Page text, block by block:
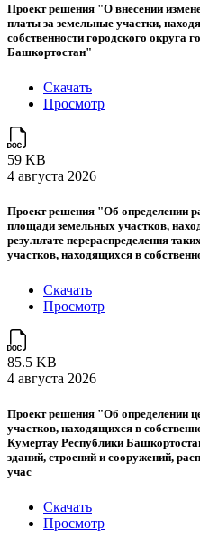
Проект решения "О внесении
платы за земельные участки,
собственности городского округа
Башкортостан"
Скачать
Просмотр
59 KB
4 августа 2026
Проект решения "Об определении
площади земельных участков,
результате перераспределения
участков, находящихся в
Скачать
Просмотр
85.5 KB
4 августа 2026
Проект решения "Об определении
участков, находящихся в
Кумертау Республики
зданий, строений и сооружений,
учас
Скачать
Просмотр